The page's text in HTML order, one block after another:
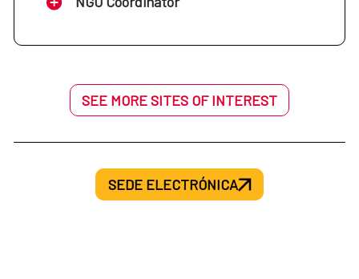
SEE MORE SITES OF INTEREST
SEDE ELECTRÓNICA